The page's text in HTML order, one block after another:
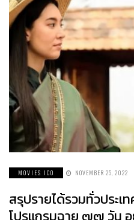
MOVIES ICO NOVEMBER 25, 2022
สรุปรายได้รวมทั่วประ
โปรแกรมฉาย ๗๗ วัน อ